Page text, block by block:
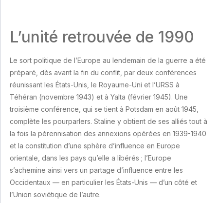
L’unité retrouvée de 1990
Le sort politique de l’Europe au lendemain de la guerre a été
préparé, dès avant la fin du conflit, par deux conférences
réunissant les États-Unis, le Royaume-Uni et l’URSS à
Téhéran (novembre 1943) et à Yalta (février 1945). Une
troisième conférence, qui se tient à Potsdam en août 1945,
complète les pourparlers. Staline y obtient de ses alliés tout à
la fois la pérennisation des annexions opérées en 1939-1940
et la constitution d’une sphère d’influence en Europe
orientale, dans les pays qu’elle a libérés ; l’Europe
s’achemine ainsi vers un partage d’influence entre les
Occidentaux — en particulier les États-Unis — d’un côté et
l’Union soviétique de l’autre.